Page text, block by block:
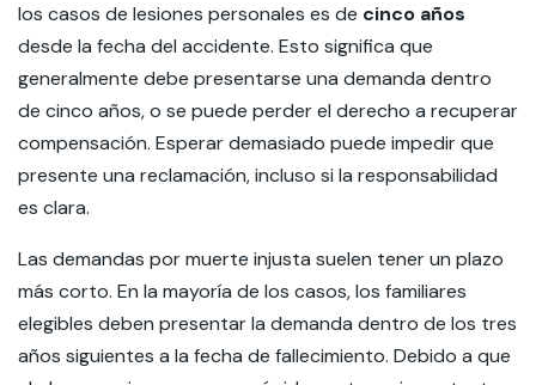
los casos de lesiones personales es de cinco años
desde la fecha del accidente. Esto significa que
generalmente debe presentarse una demanda dentro
de cinco años, o se puede perder el derecho a recuperar
compensación. Esperar demasiado puede impedir que
presente una reclamación, incluso si la responsabilidad
es clara.
Las demandas por muerte injusta suelen tener un plazo
más corto. En la mayoría de los casos, los familiares
elegibles deben presentar la demanda dentro de los tres
años siguientes a la fecha de fallecimiento. Debido a que